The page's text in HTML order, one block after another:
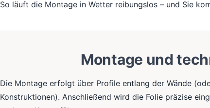
So läuft die Montage in Wetter reibungslos – und Sie
Montage und
Die Montage erfolgt über Profile entlang der Wände
Konstruktionen). Anschließend wird die Folie präzise